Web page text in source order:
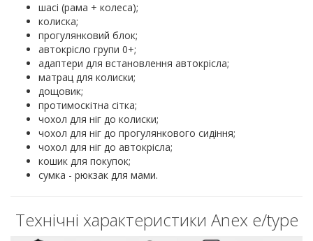
шасі (рама + колеса);
колиска;
прогулянковий блок;
автокрісло групи 0+;
адаптери для встановлення автокрісла;
матрац для колиски;
дощовик;
протимоскітна сітка;
чохол для ніг до колиски;
чохол для ніг до прогулянкового сидіння;
чохол для ніг до автокрісла;
кошик для покупок;
сумка - рюкзак для мами.
Технічні характеристики Anex e/type